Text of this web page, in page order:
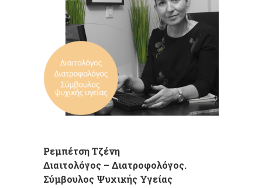
Ρεμπέτση Τζένη
Διαιτολόγος – Διατροφολόγος.
Σύμβουλος Ψυχικής Υγείας